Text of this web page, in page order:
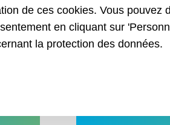
de ces cookies. Vous pouvez
en cliquant sur
la protection des données.